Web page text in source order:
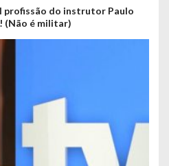
profissão do instrutor Paulo
(Não é militar)